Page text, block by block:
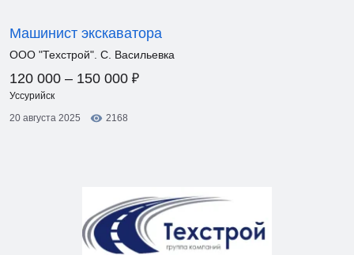
Машинист экскаватора
ООО "Техстрой". С. Васильевка
120 000 – 150 000 ₽
Уссурийск
20 августа 2025
2168